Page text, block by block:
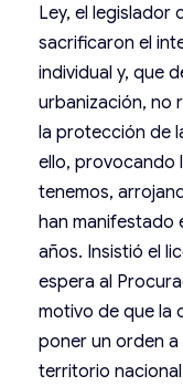
Ley, el legislador
sacrificaron el
individual y, que
urbanización, no
la protección de
ello, provocando
tenemos,
han manifestado
años. Insistió el
espera al
motivo de que la
poner un orden a
territorio